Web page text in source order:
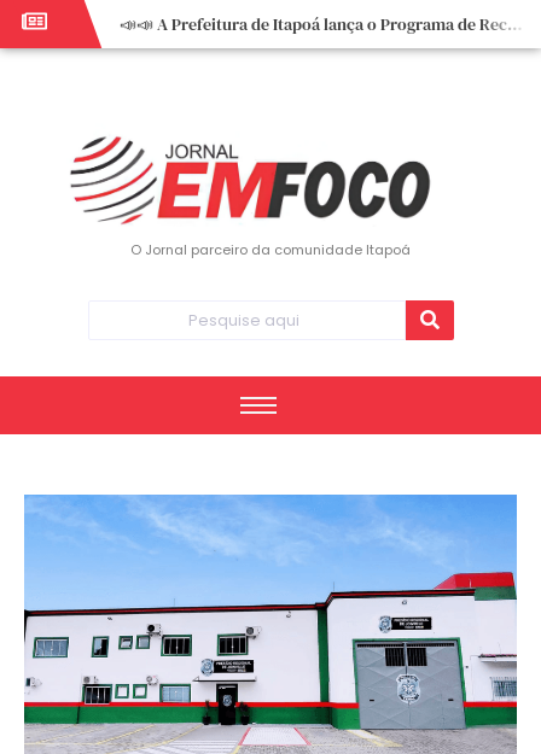
📣📣 A Prefeitura de Itapoá lança o Programa de Recuperação Fiscal (REFIS).
📢 Empreendedor do turismo, esta oportunidade é para você! Itapoá – SC.
O Jornal parceiro da comunidade Itapoá